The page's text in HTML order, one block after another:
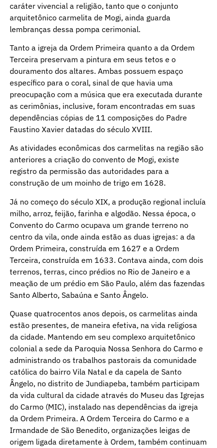
caráter vivencial a religião, tanto que o conjunto
arquitetônico carmelita de Mogi, ainda guarda
lembranças dessa pompa cerimonial.
Tanto a igreja da Ordem Primeira quanto a da Ordem
Terceira preservam a pintura em seus tetos e o
douramento dos altares. Ambas possuem espaço
específico para o coral, sinal de que havia uma
preocupação com a música que era executada durante
as cerimônias, inclusive, foram encontradas em suas
dependências cópias de 11 composições do Padre
Faustino Xavier datadas do século XVIII.
As atividades econômicas dos carmelitas na região são
anteriores a criação do convento de Mogi, existe
registro da permissão das autoridades para a
construção de um moinho de trigo em 1628.
Já no começo do século XIX, a produção regional incluía
milho, arroz, feijão, farinha e algodão. Nessa época, o
Convento do Carmo ocupava um grande terreno no
centro da vila, onde ainda estão as duas igrejas: a da
Ordem Primeira, construída em 1627 e a Ordem
Terceira, construída em 1633. Contava ainda, com dois
terrenos, terras, cinco prédios no Rio de Janeiro e a
meação de um prédio em São Paulo, além das fazendas
Santo Alberto, Sabaúna e Santo Ângelo.
Quase quatrocentos anos depois, os carmelitas ainda
estão presentes, de maneira efetiva, na vida religiosa
da cidade. Mantendo em seu complexo arquitetônico
colonial a sede da Paroquia Nossa Senhora do Carmo e
administrando os trabalhos pastorais da comunidade
católica do bairro Vila Natal e da capela de Santo
Ângelo, no distrito de Jundiapeba, também participam
da vida cultural da cidade através do Museu das Igrejas
do Carmo (MIC), instalado nas dependências da igreja
da Ordem Primeira. A Ordem Terceira do Carmo e a
Irmandade de São Benedito, organizações leigas de
origem ligada diretamente à Ordem, também continuam